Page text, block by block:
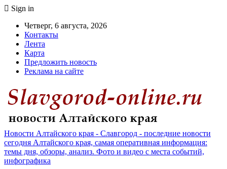
Sign in
Четверг, 6 августа, 2026
Контакты
Лента
Карта
Предложить новость
Реклама на сайте
Новости Алтайского края - Славгород - последние новости
сегодня Алтайского края, самая оперативная информация:
темы дня, обзоры, анализ. Фото и видео с места событий,
инфографика